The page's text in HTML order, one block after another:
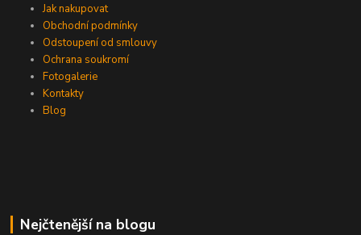
Jak nakupovat
Obchodní podmínky
Odstoupení od smlouvy
Ochrana soukromí
Fotogalerie
Kontakty
Blog
Nejčtenější na blogu